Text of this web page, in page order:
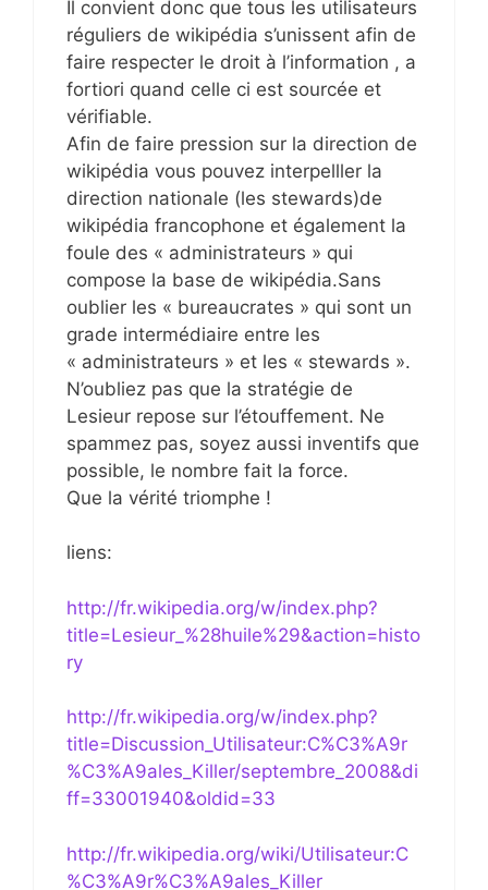
Il convient donc que tous les utilisateurs
réguliers de wikipédia s’unissent afin de
faire respecter le droit à l’information , a
fortiori quand celle ci est sourcée et
vérifiable.
Afin de faire pression sur la direction de
wikipédia vous pouvez interpelller la
direction nationale (les stewards)de
wikipédia francophone et également la
foule des « administrateurs » qui
compose la base de wikipédia.Sans
oublier les « bureaucrates » qui sont un
grade intermédiaire entre les
« administrateurs » et les « stewards ».
N’oubliez pas que la stratégie de
Lesieur repose sur l’étouffement. Ne
spammez pas, soyez aussi inventifs que
possible, le nombre fait la force.
Que la vérité triomphe !
liens:
http://fr.wikipedia.org/w/index.php?
title=Lesieur_%28huile%29&action=histo
ry
http://fr.wikipedia.org/w/index.php?
title=Discussion_Utilisateur:C%C3%A9r
%C3%A9ales_Killer/septembre_2008&di
ff=33001940&oldid=33
http://fr.wikipedia.org/wiki/Utilisateur:C
%C3%A9r%C3%A9ales_Killer